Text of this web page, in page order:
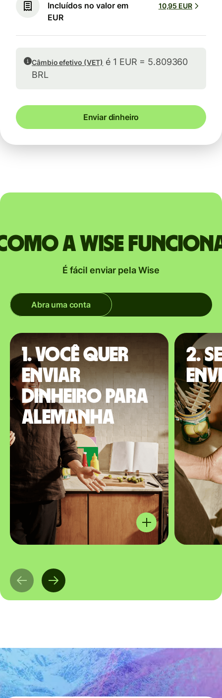
Incluídos no valor em
EUR
10,95 EUR
Câmbio efetivo (VET) é 1 EUR = 5.809360
BRL
Enviar dinheiro
a Wise
É fácil enviar pela Wise
Abra uma conta
1. Você quer
enviar
dinheiro para
Alemanha
2.